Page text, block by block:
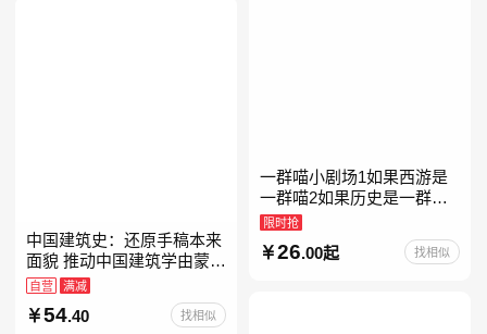
一群喵小剧场1如果西游是
一群喵2如果历史是一群喵
全套16晚清残晖篇全集全套
16册华夏长卷互动札记西游
喵桌游肥志历史喵系列
限时抢
26.00起 找相似
中国建筑史：还原手稿本来
面貌 推动中国建筑学由蒙昧
进入现代学科的奠基之作
自营 满减
54.40 找相似